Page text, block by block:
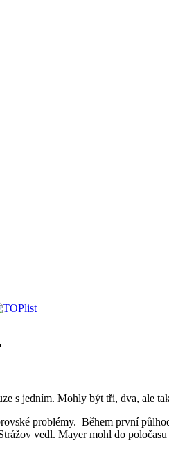
s jedním. Mohly být tři, dva, ale
problémy. Během první
vedl. Mayer mohl do